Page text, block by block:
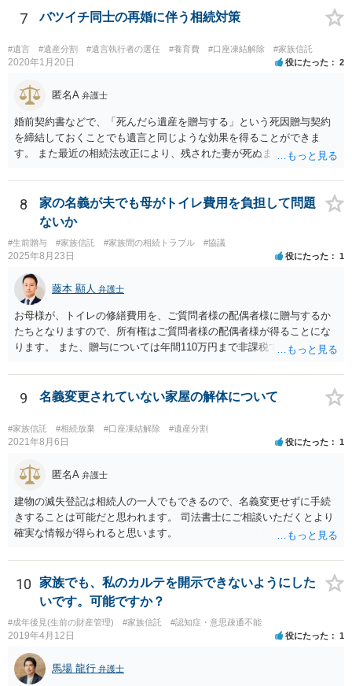
たことを知ってから３か月以内に家庭裁判所にて「相続放棄」の手続
7 バツイチ同士の再婚に伴う相続対策
#遺言 #遺産分割 #遺言執行者の選任 #養育費 #口座凍結解除 #家族信託
2020年1月20日 役にたった 2
匿名A 弁護士
婚前契約書などで、「死んだら遺産を贈与する」という死因贈与契約
を締結しておくことでも遺言と同じような効果を得ることができま
す。 また最近の相続法改正により、残された妻が死ぬまで家に住み続
で、その制度を活用する方法も考えられます。 もし契約書の作成まで
視野に入れておられる場合は、お近くの弁護士、できれば相続に強い
弁護士にご相談なさるとよいでしょう。
8
家の名義が夫でも母がトイレ費用を負担して問題
ないか
#生前贈与 #家族信託 #家族間の相続トラブル #協議
2025年8月23日 役にたった 1
藤本 顯人 弁護士
お母様が、トイレの修繕費用を、ご質問者様の配偶者様に贈与するか
たちとなりますので、所有権はご質問者様の配偶者様が得ることにな
ります。 また、贈与については年間110万円まで非課税であり、トイ
9 名義変更されていない家屋の解体について
#家族信託 #相続放棄 #口座凍結解除 #遺産分割
2021年8月6日 役にたった 1
匿名A 弁護士
建物の滅失登記は相続人の一人でもできるので、名義変更せずに手続
きすることは可能だと思われます。 司法書士にご相談いただくとより
確実な情報が得られると思います。
10
家族でも、私のカルテを開示できないようにした
いです。可能ですか？
#成年後見(生前の財産管理) #家族信託 #認知症・意思疎通不能
2019年4月12日 役にたった 1
馬場 龍行 弁護士